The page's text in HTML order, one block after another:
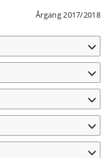
Årgang 2017/2018